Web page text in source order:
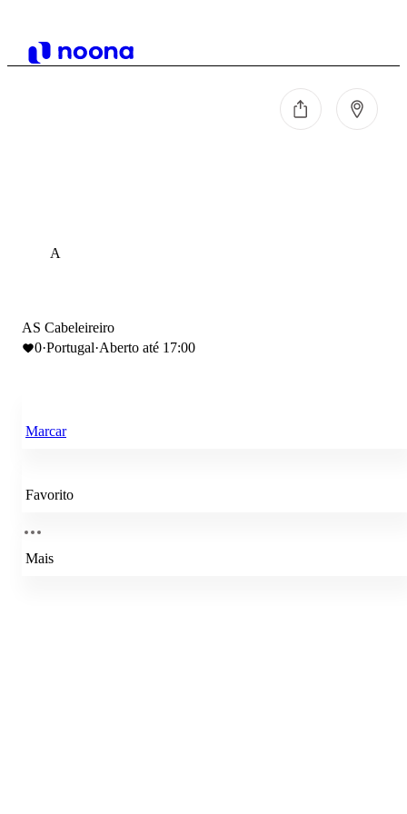
A
AS Cabeleireiro
0·Portugal·Aberto até 17:00
Marcar
Favorito
Mais